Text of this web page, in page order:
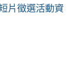
片徵選活動資